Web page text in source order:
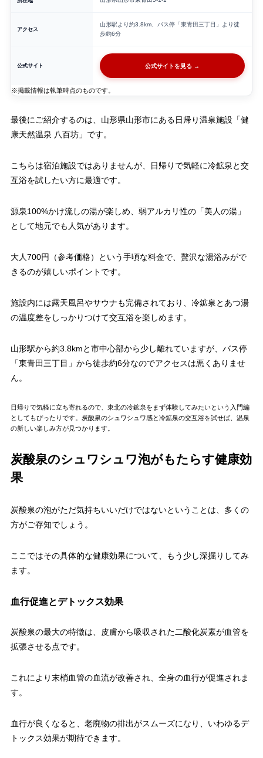
アクセス
山形駅より約3.8km、バス停「東青田三丁目」より徒
歩約6分
公式サイト 公式サイトを見る →
※掲載情報は執筆時点のものです。
最後にご紹介するのは、山形県山形市にある日帰り温泉施設「健
康天然温泉 八百坊」です。
こちらは宿泊施設ではありませんが、日帰りで気軽に冷鉱泉と交
互浴を試したい方に最適です。
源泉100%かけ流しの湯が楽しめ、弱アルカリ性の「美人の湯」
として地元でも人気があります。
大人700円（参考価格）という手頃な料金で、贅沢な湯浴みがで
きるのが嬉しいポイントです。
施設内には露天風呂やサウナも完備されており、冷鉱泉とあつ湯
の温度差をしっかりつけて交互浴を楽しめます。
山形駅から約3.8kmと市中心部から少し離れていますが、バス停
「東青田三丁目」から徒歩約6分なのでアクセスは悪くありませ
ん。
日帰りで気軽に立ち寄れるので、東北の冷鉱泉をまず体験してみたいという入門編
としてもぴったりです。炭酸泉のシュワシュワ感と冷鉱泉の交互浴を試せば、温泉
の新しい楽しみ方が見つかります。
炭酸泉のシュワシュワ泡がもたらす健康効
果
炭酸泉の泡がただ気持ちいいだけではないということは、多くの
方がご存知でしょう。
ここではその具体的な健康効果について、もう少し深掘りしてみ
ます。
血行促進とデトックス効果
炭酸泉の最大の特徴は、皮膚から吸収された二酸化炭素が血管を
拡張させる点です。
これにより末梢血管の血流が改善され、全身の血行が促進されま
す。
血行が良くなると、老廃物の排出がスムーズになり、いわゆるデ
トックス効果が期待できます。